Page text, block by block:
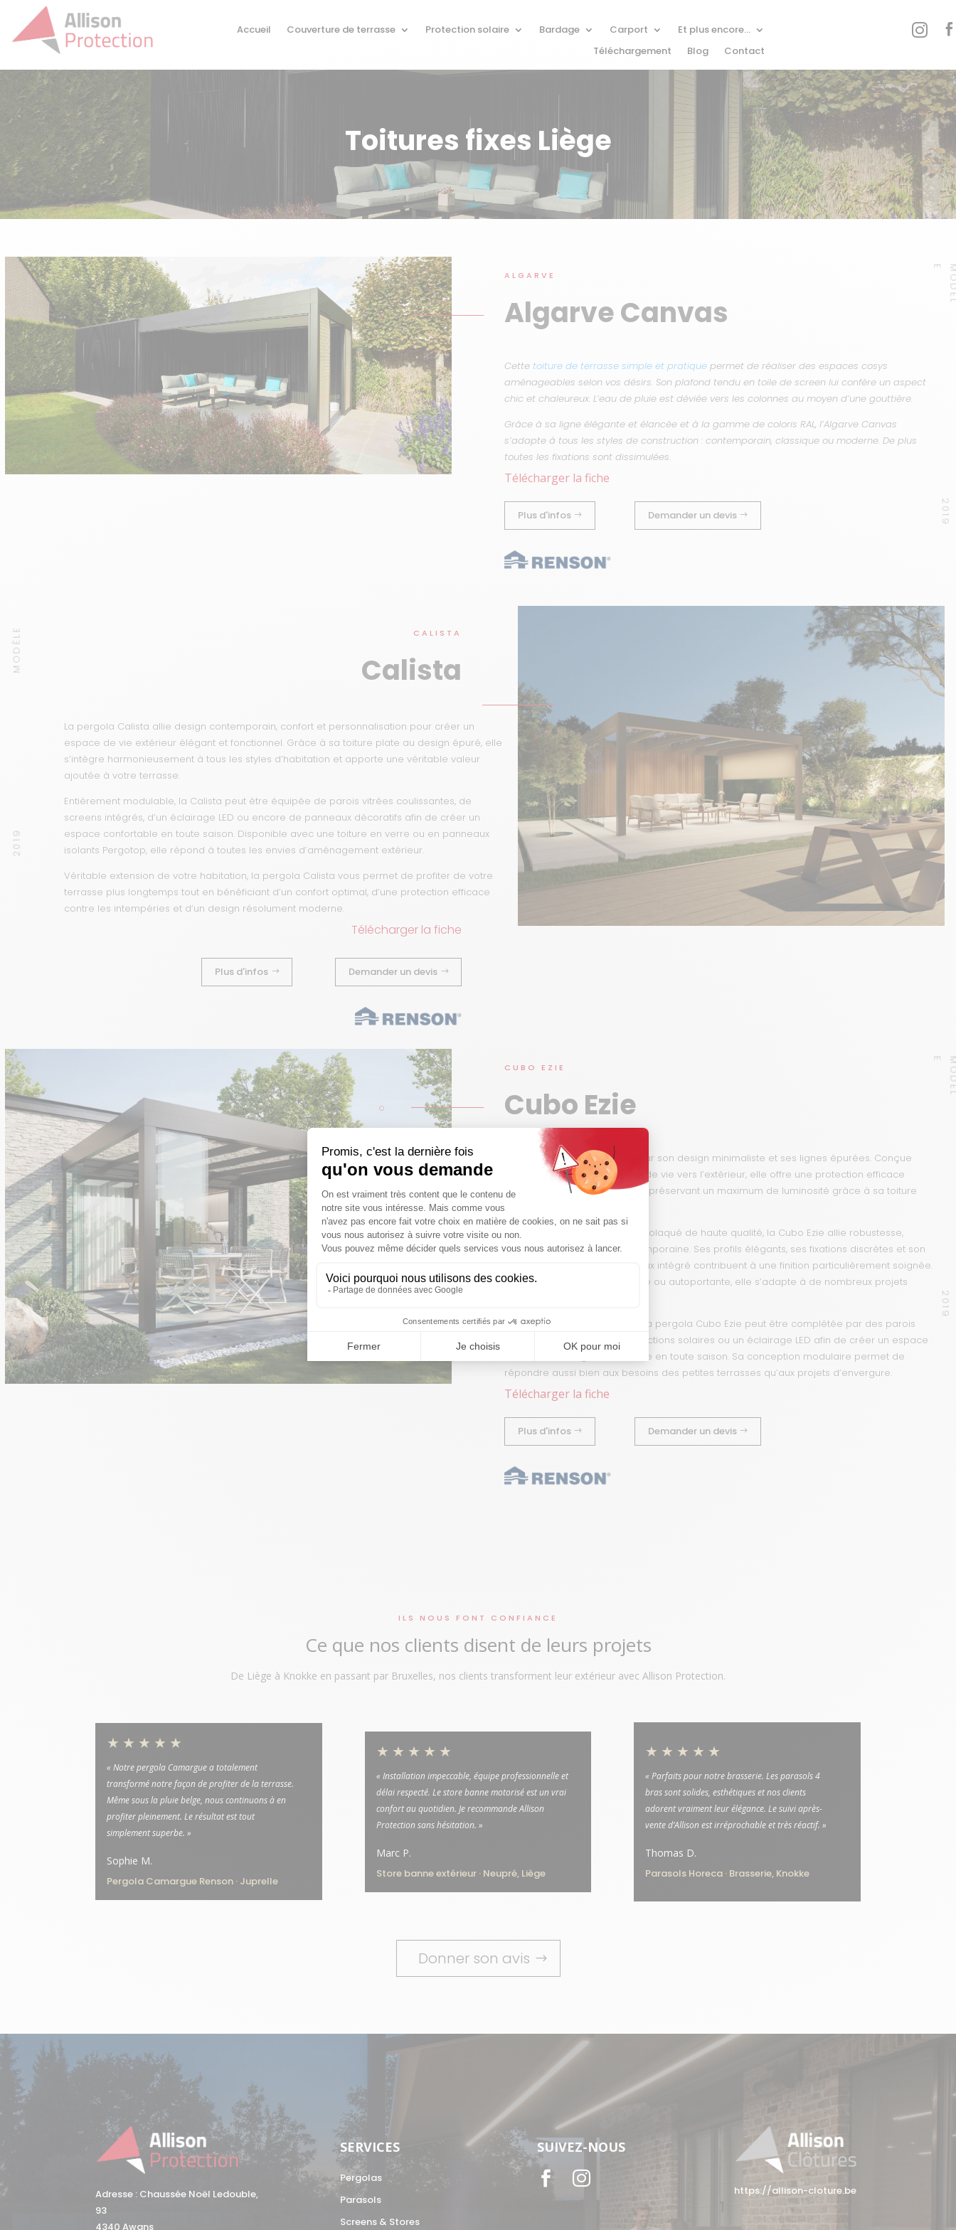
Accueil Couverture de terrasse Protection solaire Bardage Carport
Et plus encore…
Téléchargement
Blog Contact


Toitures fixes Liège
ALGARVE
Algarve Canvas
[ _________________
Cette toiture de terrasse simple et pratiquepermet de réaliser des espaces cosys
aménageables selon vos désirs. Son plafond tendu en toile de screen lui confère un aspect
chic et chaleureux. L’eau de pluie est déviée vers les colonnes au moyen d’une gouttière.
Grâce à sa ligne élégante et élancée et à la gamme de coloris RAL, l’Algarve Canvas
s’adapte à tous les styles de construction : contemporain, classique ou moderne. De plus
toutes les fixations sont dissimulées.
Télécharger la fiche
Plus d'infos Demander un devis
E
2019
MODÈLE
2019
CALISTA
Calista
La pergola Calista allie design contemporain, confort et personnalisation pour créer un
espace de vie extérieur élégant et fonctionnel. Grâce à sa toiture plate au design épuré, elle
s’intègre harmonieusement à tous les styles d’habitation et apporte une véritable valeur
ajoutée à votre terrasse.
Entièrement modulable, la Calista peut être équipée de parois vitrées coulissantes, de
screens intégrés, d’un éclairage LED ou encore de panneaux décoratifs afin de créer un
espace confortable en toute saison. Disponible avec une toiture en verre ou en panneaux
isolants Pergotop, elle répond à toutes les envies d’aménagement extérieur.
Véritable extension de votre habitation, la pergola Calista vous permet de profiter de votre
terrasse plus longtemps tout en bénéficiant d’un confort optimal, d’une protection efficace
contre les intempéries et d’un design résolument moderne.
Télécharger la fiche
Plus d'infos Demander un devis
_________________
CUBO EZIE
Cubo Ezie
[ _________________
La pergola Cubo Ezie séduit par son design minimaliste et ses lignes épurées. Conçue
pour prolonger votre espace de vie vers l’extérieur, elle offre une protection efficace
contre les intempéries tout en préservant un maximum de luminosité grâce à sa toiture
vitrée.
Fabriquée en aluminium thermolaqué de haute qualité, la Cubo Ezie allie robustesse,
durabilité et esthétique contemporaine. Ses profils élégants, ses fixations discrètes et son
système d’évacuation des eaux intégré contribuent à une finition particulièrement soignée.
Disponible en version adossée ou autoportante, elle s’adapte à de nombreux projets
Entièrement personnalisable, la pergola Cubo Ezie peut être complétée par des parois
vitrées coulissantes, des protections solaires ou un éclairage LED afin de créer un espace
confortable et agréable à vivre en toute saison. Sa conception modulaire permet de
répondre aussi bien aux besoins des petites terrasses qu’aux projets d’envergure.
Télécharger la fiche
Plus d'infos Demander un devis
E
2019
ILS NOUS FONT CONFIANCE
Ce que nos clients disent de leurs projets
De Liège à Knokke en passant par Bruxelles, nos clients transforment leur extérieur avec Allison Protection.
★★★★★
« Notre pergola Camargue a totalement
transformé notre façon de profiter de la terrasse.
Même sous la pluie belge, nous continuons à en
profiter pleinement. Le résultat est tout
simplement superbe. »
Sophie M.
Pergola Camargue Renson · Juprelle
★★★★★
« Installation impeccable, équipe professionnelle et
délai respecté. Le store banne motorisé est un vrai
confort au quotidien. Je recommande Allison
Protection sans hésitation. »
Marc P.
Store banne extérieur · Neupré, Liège
★★★★★
« Parfaits pour notre brasserie. Les parasols 4
bras sont solides, esthétiques et nos clients
adorent vraiment leur élégance. Le suivi après-
vente d’Allison est irréprochable et très réactif. »
Thomas D.
Parasols Horeca · Brasserie, Knokke
Donner son avis
Adresse : Chaussée Noël Ledouble,
93
4340 Awans
SERVICES
Pergolas
Parasols
Screens & Stores
SUIVEZ-NOUS
 
https://allison-cloture.be